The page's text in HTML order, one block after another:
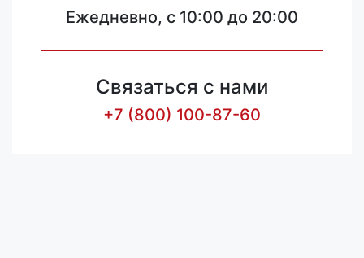
Ежедневно, с 10:00 до 20:00
Связаться с нами
+7 (800) 100-87-60